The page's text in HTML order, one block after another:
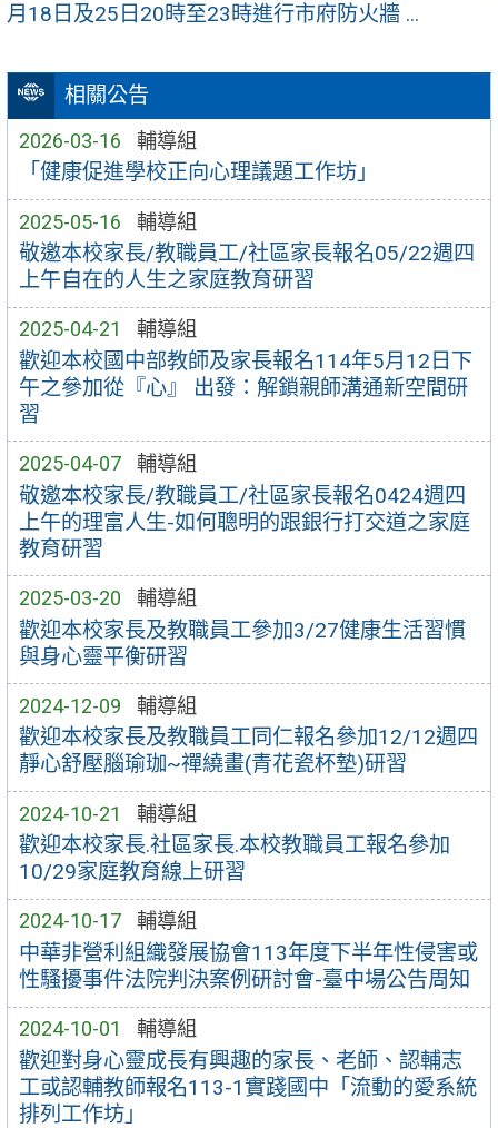
相關公告
2026-03-16 輔導組
「健康促進學校正向心理議題工作坊」
2025-05-16 輔導組
敬邀本校家長/教職員工/社區家長報名05/22週四
上午自在的人生之家庭教育研習
2025-04-21 輔導組
歡迎本校國中部教師及家長報名114年5月12日下
午之參加從『心』 出發：解鎖親師溝通新空間研
習
2025-04-07 輔導組
敬邀本校家長/教職員工/社區家長報名0424週四
上午的理富人生-如何聰明的跟銀行打交道之家庭
教育研習
2025-03-20 輔導組
歡迎本校家長及教職員工參加3/27健康生活習慣
與身心靈平衡研習
2024-12-09 輔導組
歡迎本校家長及教職員工同仁報名參加12/12週四
靜心舒壓腦瑜珈~禪繞畫(青花瓷杯墊)研習
2024-10-21 輔導組
歡迎本校家長.社區家長.本校教職員工報名參加
10/29家庭教育線上研習
2024-10-17 輔導組
中華非營利組織發展協會113年度下半年性侵害或
性騷擾事件法院判決案例研討會-臺中場公告周知
2024-10-01 輔導組
歡迎對身心靈成長有興趣的家長、老師、認輔志
工或認輔教師報名113-1實踐國中「流動的愛系統
排列工作坊」
月18日及25日20時至23時進行市府防火牆 ...